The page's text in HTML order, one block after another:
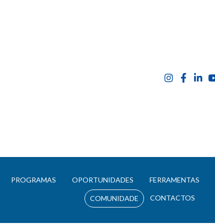
PROGRAMAS OPORTUNIDADES FERRAMENTAS
COMUNIDADE CONTACTOS